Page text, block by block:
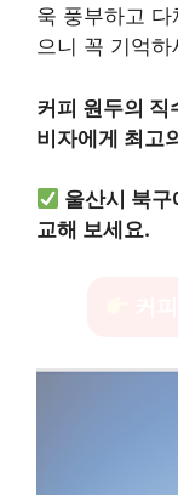
욱 풍부하고
으니 꼭 기억하
커피 원두의 직
비자에게 최고
울산시 북구
교해 보세요.